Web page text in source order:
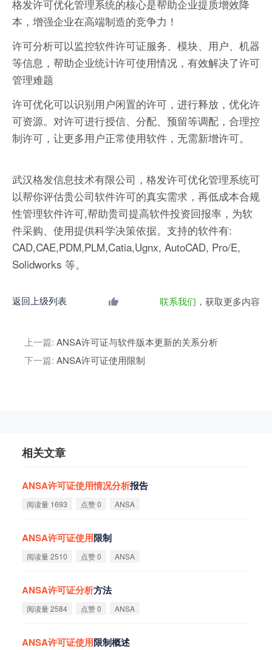
格发许可优化管理系统的核心是帮助企业提质增效降
本，增强企业在高端制造的竞争力！
许可分析可以监控软件许可证服务、模块、用户、机器
等信息，帮助企业统计许可使用情况，有效解决了许可
管理难题
许可优化可以识别用户闲置的许可，进行释放，优化许
可资源。对许可进行授信、分配、预留等调配，合理控
制许可，让更多用户正常使用软件，无需新增许可。
武汉格发信息技术有限公司，格发许可优化管理系统可
以帮你评估贵公司软件许可的真实需求，再低成本合规
性管理软件许可,帮助贵司提高软件投资回报率，为软
件采购、使用提供科学决策依据。支持的软件有:
CAD,CAE,PDM,PLM,Catia,Ugnx, AutoCAD, Pro/E,
Solidworks 等。
返回上级列表 联系我们 ，获取更多内容
上一篇: ANSA许可证与软件版本更新的关系分析
下一篇: ANSA许可证使用限制
相关文章
ANSA许可证使用情况分析报告
阅读量 1693 点赞 0 ANSA
ANSA许可证使用限制
阅读量 2510 点赞 0 ANSA
ANSA许可证分析方法
阅读量 2584 点赞 0 ANSA
ANSA许可证使用限制概述